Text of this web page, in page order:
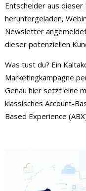
Entscheider aus
heruntergeladen,
Newsletter
dieser potenziellen
Was tust du? Ein
Marketingkampagne
Genau hier setzt eine
klassisches Account-
Based Experience